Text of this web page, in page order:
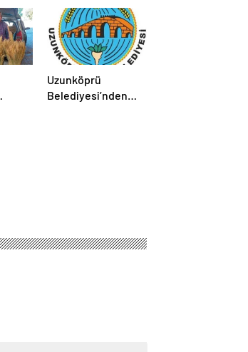
Uzunköprü
Belediyesi’nden